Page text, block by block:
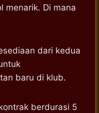
menarik. Di mana
dari kedua
baru di klub.
berdurasi 5